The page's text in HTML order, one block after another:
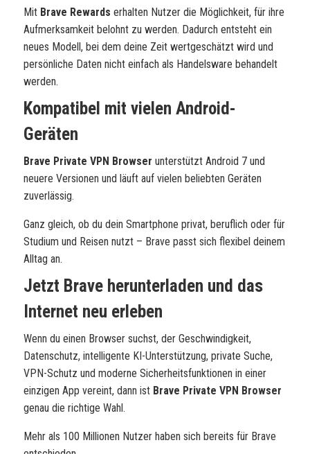
Mit Brave Rewards erhalten Nutzer die Möglichkeit, für ihre
Aufmerksamkeit belohnt zu werden. Dadurch entsteht ein
neues Modell, bei dem deine Zeit wertgeschätzt wird und
persönliche Daten nicht einfach als Handelsware behandelt
werden.
Kompatibel mit vielen Android-
Geräten
Brave Private VPN Browser unterstützt Android 7 und
neuere Versionen und läuft auf vielen beliebten Geräten
zuverlässig.
Ganz gleich, ob du dein Smartphone privat, beruflich oder für
Studium und Reisen nutzt – Brave passt sich flexibel deinem
Alltag an.
Jetzt Brave herunterladen und das
Internet neu erleben
Wenn du einen Browser suchst, der Geschwindigkeit,
Datenschutz, intelligente KI-Unterstützung, private Suche,
VPN-Schutz und moderne Sicherheitsfunktionen in einer
einzigen App vereint, dann ist Brave Private VPN Browser
genau die richtige Wahl.
Mehr als 100 Millionen Nutzer haben sich bereits für Brave